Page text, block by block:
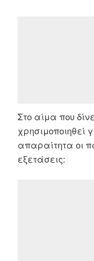
Στο αίμα που
χρησιμοποιηθεί
απαραίτητα οι
εξετάσεις: